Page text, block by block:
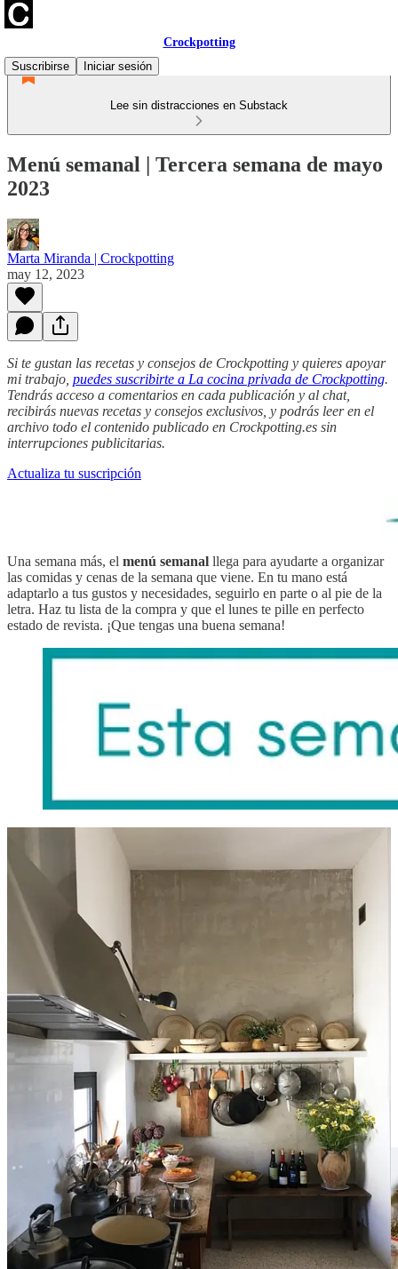
Crockpotting
Suscribirse
Iniciar sesión
Lee sin distracciones en Substack
Menú semanal | Tercera semana de mayo
2023
Marta Miranda | Crockpotting
may 12, 2023
Si te gustan las recetas y consejos de Crockpotting y quieres apoyar
mi trabajo, puedes suscribirte a La cocina privada de Crockpotting.
Tendrás acceso a comentarios en cada publicación y al chat,
recibirás nuevas recetas y consejos exclusivos, y podrás leer en el
archivo todo el contenido publicado en Crockpotting.es sin
interrupciones publicitarias.
Actualiza tu suscripción
Una semana más, el menú semanal llega para ayudarte a organizar
las comidas y cenas de la semana que viene. En tu mano está
adaptarlo a tus gustos y necesidades, seguirlo en parte o al pie de la
letra. Haz tu lista de la compra y que el lunes te pille en perfecto
estado de revista. ¡Que tengas una buena semana!
Esta semana me han tenido que desalojar virtualmente de la cocina
que hemos visitado. ¿Imaginas un templo de la cocina? Pues así es
el espacio que repasamos en la newsletter para mecenas. Un
templo
para cocinar, recibir y enseñar
Haymuebles de Ikeaque se revalorizan como si estuvieran
firmados por Le Corbusier. Los famosos más famosos de New York
se han paseado por La Cocina Privada. HastaParis Hiltonha hecho
su meneito sobrenatural.
Lee un fragmento del menú Plus